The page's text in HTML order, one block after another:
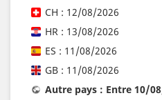
CH : 12/08/2026
HR : 13/08/2026
ES : 11/08/2026
GB : 11/08/2026
Autre pays : Entre 10/